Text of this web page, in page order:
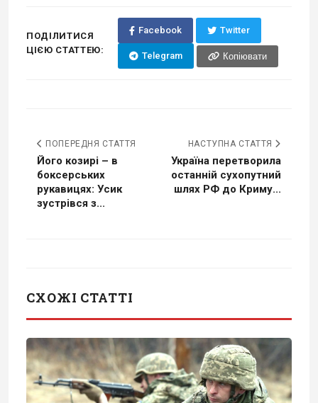
ПОДІЛИТИСЯ
ЦІЄЮ СТАТТЕЮ:
Facebook Twitter
Telegram Копіювати
ПОПЕРЕДНЯ СТАТТЯ
Його козирі – в
боксерських
рукавицях: Усик
зустрівся з...
НАСТУПНА СТАТТЯ
Україна перетворила
останній сухопутний
шлях РФ до Криму...
СХОЖІ СТАТТІ